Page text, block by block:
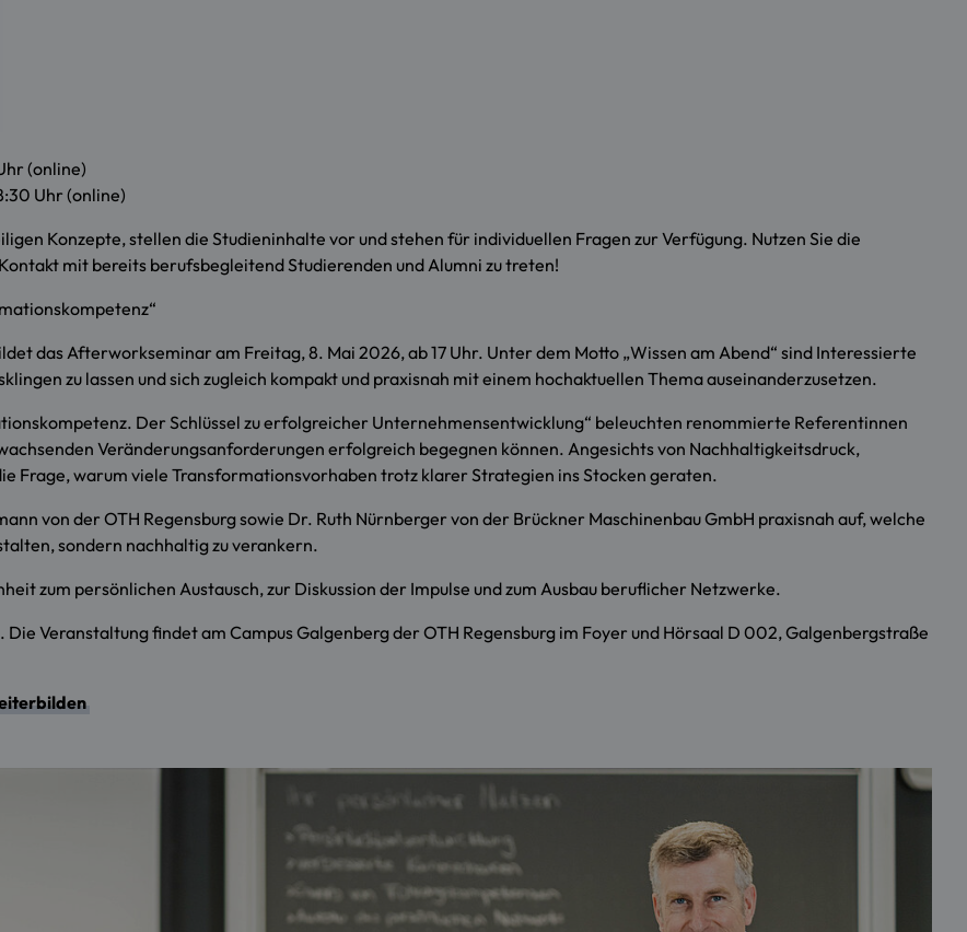
(online)
Uhr (online)
Konzepte, stellen die Studieninhalte vor und stehen für individuellen Fragen zur Verfügung. Nutzen Sie die
mit bereits berufsbegleitend Studierenden und Alumni zu treten!
das Afterworkseminar am Freitag, 8. Mai 2026, ab 17 Uhr. Unter dem Motto „Wissen am Abend“ sind Interessierte
zu lassen und sich zugleich kompakt und praxisnah mit einem hochaktuellen Thema auseinanderzusetzen.
Der Schlüssel zu erfolgreicher Unternehmensentwicklung“ beleuchten renommierte Referentinnen
Veränderungsanforderungen erfolgreich begegnen können. Angesichts von Nachhaltigkeitsdruck,
Frage, warum viele Transformationsvorhaben trotz klarer Strategien ins Stocken geraten.
von der OTH Regensburg sowie Dr. Ruth Nürnberger von der Brückner Maschinenbau GmbH praxisnah auf, welche
sondern nachhaltig zu verankern.
zum persönlichen Austausch, zur Diskussion der Impulse und zum Ausbau beruflicher Netzwerke.
Veranstaltung findet am Campus Galgenberg der OTH Regensburg im Foyer und Hörsaal D 002, Galgenbergstraße